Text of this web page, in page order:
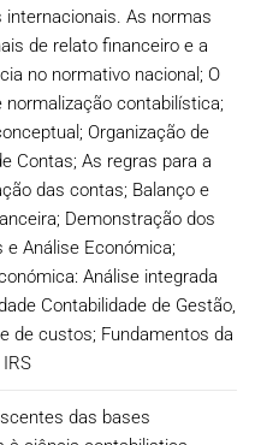
internacionais. As normas
de relato financeiro e a
no normativo nacional; O
normalização contabilística;
Organização de
Contas; As regras para a
das contas; Balanço e
Demonstração dos
e Análise Económica;
Análise integrada
Contabilidade de Gestão,
de custos; Fundamentos da
das bases